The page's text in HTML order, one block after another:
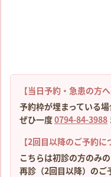
【当日予約・急患の方へ
予約枠が埋まっている
ぜひ一度0794-84-3988
【2回目以降のご予約に
こちらは初診の方のみ
再診（2回目以降）のご